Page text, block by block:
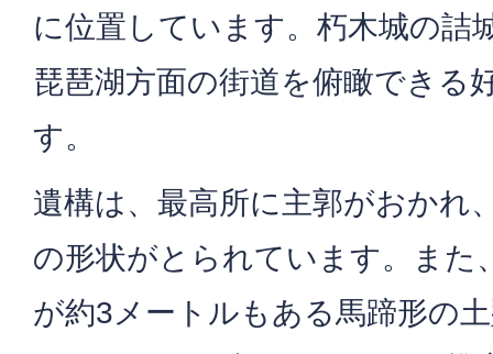
に位置しています。朽木城の詰
琵琶湖方面の街道を俯瞰できる
す。
遺構は、最高所に主郭がおかれ
の形状がとられています。また
が約3メートルもある馬蹄形の